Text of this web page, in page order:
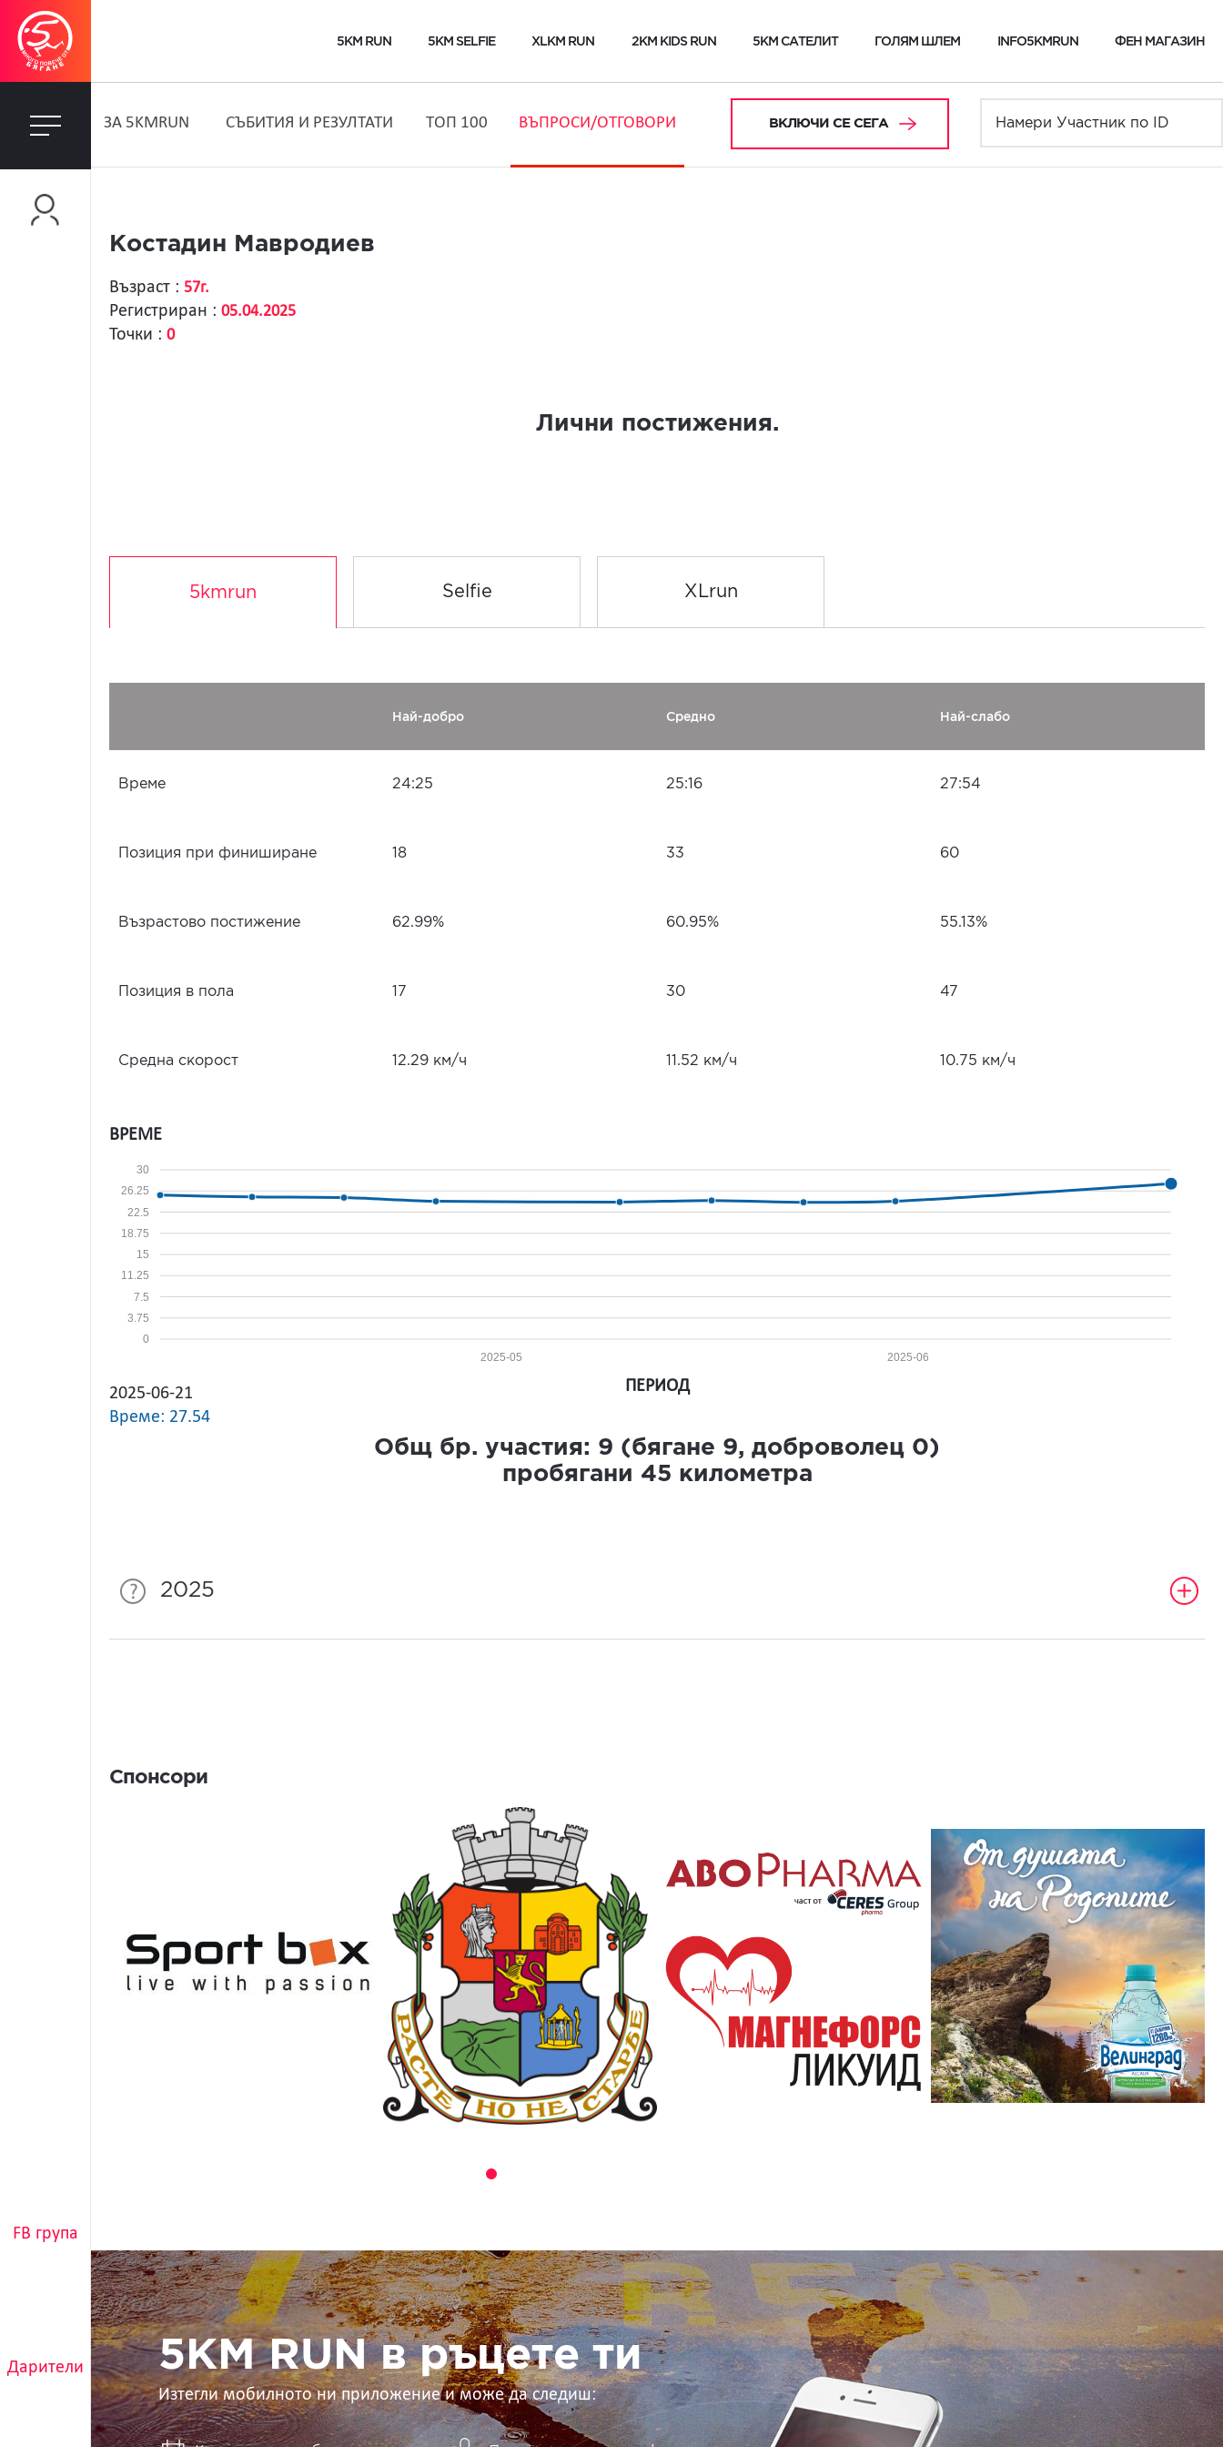
5KM RUN 5KM SELFIE XLKM RUN 2KM KIDS RUN 5KM САТЕЛИТ ГОЛЯМ ШЛЕМ INFO5KMRUN ФЕН МАГАЗИН
FB група
Дарители
ЗA 5KMRUN СЪБИТИЯ И РЕЗУЛТАТИ ТОП 100 ВЪПРОСИ/ОТГОВОРИ ВКЛЮЧИ СЕ СЕГА
Костадин Мавродиев
Възраст : 57г.
Регистриран : 05.04.2025
Точки : 0
Лични постижения.
5kmrun Selfie XLrun
Най-добро Средно Най-слабо
Време 24:25 25:16 27:54
Позиция при финиширане 18 33 60
Възрастово постижение 62.99% 60.95% 55.13%
Позиция в пола 17 30 47
Средна скорост 12.29 км/ч 11.52 км/ч 10.75 км/ч
ВРЕМЕ
0
3.75
7.5
11.25
15
18.75
22.5
26.25
30
2025-06
2025-05
2025-06-21
Време: 27.54
ПЕРИОД
Общ бр. участия: 9 (бягане 9, доброволец 0)
пробягани 45 километра
2025
Спонсори
5KM
RUN
в
ръцете
ти
5KM RUN в ръцете ти
Изтегли мобилното ни приложение и може да следиш: